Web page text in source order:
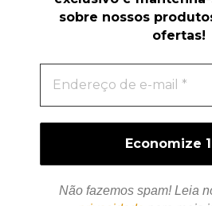
sobre nossos
ofertas!
Não fazemos spam! Leia